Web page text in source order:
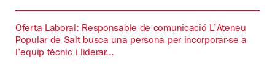
Oferta Laboral: Responsable de comunicació L’Ateneu
Popular de Salt busca una persona per incorporar-se a
l’equip tècnic i liderar...